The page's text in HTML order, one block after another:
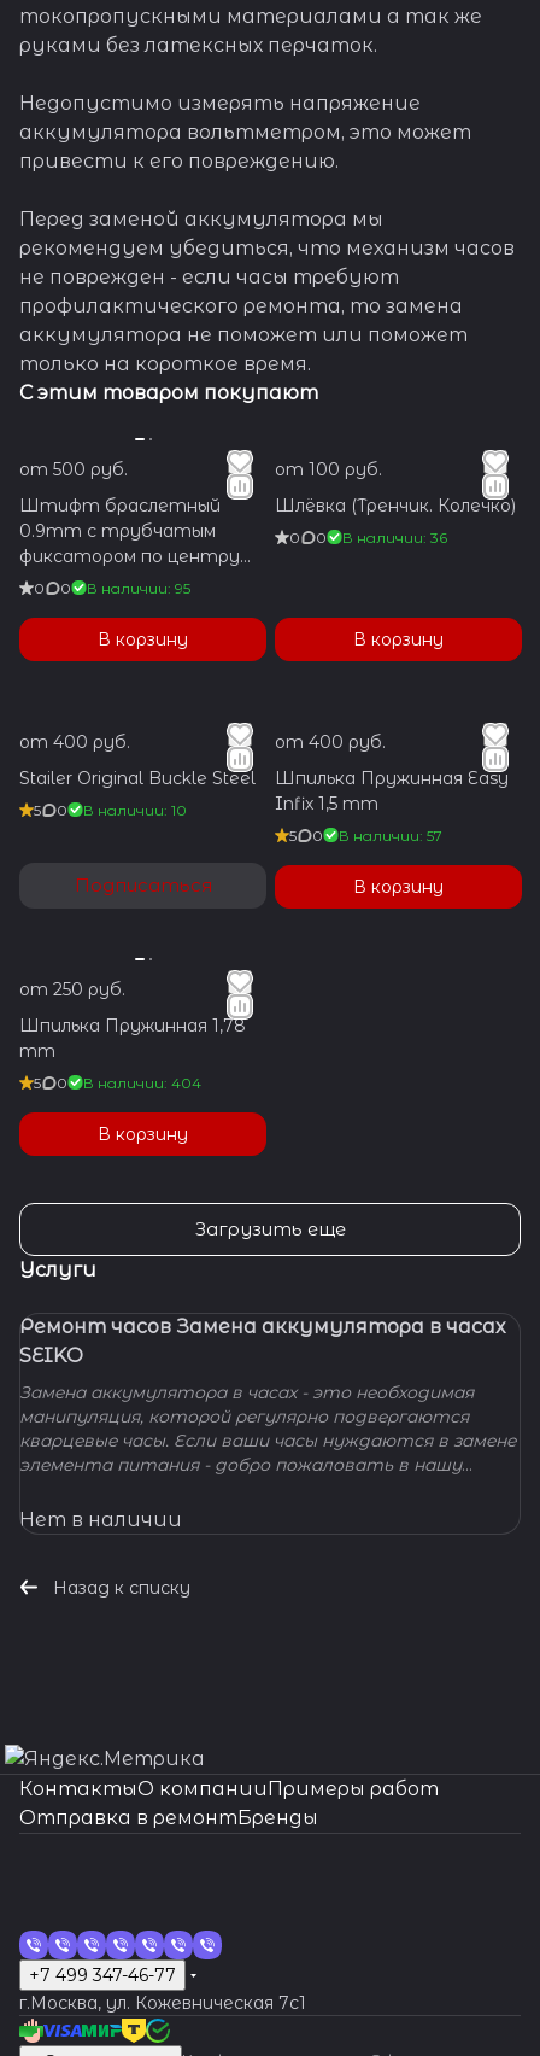
токопропускными материалами а так же
руками без латексных перчаток.
Недопустимо измерять напряжение
аккумулятора вольтметром, это может
привести к его повреждению.
Перед заменой аккумулятора мы
рекомендуем убедиться, что механизм часов
не поврежден - если часы требуют
профилактического ремонта, то замена
аккумулятора не поможет или поможет
только на короткое время.
С этим товаром покупают
от 500 руб.
Штифт браслетный
0.9mm с трубчатым
фиксатором по центру
1.2x5.9mm
0 0 В наличии: 95
В корзину
от 100 руб.
Шлёвка (Тренчик. Колечко)
0 0 В наличии: 36
В корзину
от 400 руб.
Stailer Original Buckle Steel
5 0 В наличии: 10
Подписаться
от 400 руб.
Шпилька Пружинная Easy
Infix 1,5 mm
5 0 В наличии: 57
В корзину
от 250 руб.
Шпилька Пружинная 1,78
mm
5 0 В наличии: 404
В корзину
Загрузить еще
Услуги
Ремонт часов Замена аккумулятора в часах
SEIKO
Замена аккумулятора в часах - это необходимая
манипуляция, которой регулярно подвергаются
кварцевые часы. Если ваши часы нуждаются в замене
элемента питания - добро пожаловать в нашу
помогут вам решить вашу проблему и произведут
замену батарейки профессионально, быстро,
Нет в наличии
Назад к списку
КонтактыО компанииПримеры работ
Отправка в ремонтБренды
+7 499 347-46-77
г.Москва, ул. Кожевническая 7c1